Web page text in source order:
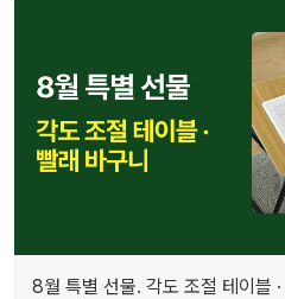
8월 특별 선물. 각도 조절 테이블